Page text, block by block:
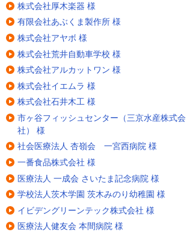
株式会社厚木楽器 様
有限会社あぶくま製作所 様
株式会社アヤボ 様
株式会社荒井自動車学校 様
株式会社アルカットワン 様
株式会社イエムラ 様
株式会社石井木工 様
市ヶ谷フィッシュセンター（三京水産株式会
社） 様
社会医療法人 杏嶺会 一宮西病院 様
一番食品株式会社 様
医療法人 一成会 さいたま記念病院 様
学校法人茨木学園 茨木みのり幼稚園 様
イビデングリーンテック株式会社 様
医療法人健友会 本間病院 様